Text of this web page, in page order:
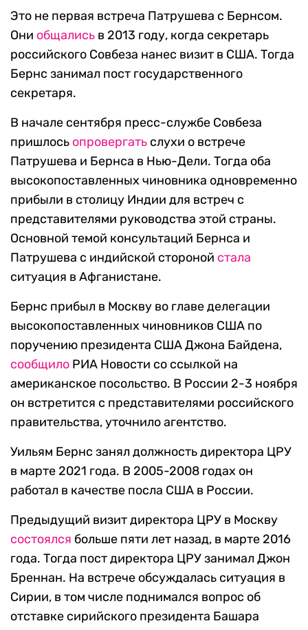
Это не первая встреча Патрушева с Бернсом.
Они общались в 2013 году, когда секретарь
российского Совбеза нанес визит в США. Тогда
Бернс занимал пост государственного
секретаря.
В начале сентября пресс-службе Совбеза
пришлось опровергать слухи о встрече
Патрушева и Бернса в Нью-Дели. Тогда оба
высокопоставленных чиновника одновременно
прибыли в столицу Индии для встреч с
представителями руководства этой страны.
Основной темой консультаций Бернса и
Патрушева с индийской стороной стала
ситуация в Афганистане.
Бернс прибыл в Москву во главе делегации
высокопоставленных чиновников США по
поручению президента США Джона Байдена,
сообщило РИА Новости со ссылкой на
американское посольство. В России 2-3 ноября
он встретится с представителями российского
правительства, уточнило агентство.
Уильям Бернс занял должность директора ЦРУ
в марте 2021 года. В 2005-2008 годах он
работал в качестве посла США в России.
Предыдущий визит директора ЦРУ в Москву
состоялся больше пяти лет назад, в марте 2016
года. Тогда пост директора ЦРУ занимал Джон
Бреннан. На встрече обсуждалась ситуация в
Сирии, в том числе поднимался вопрос об
отставке сирийского президента Башара